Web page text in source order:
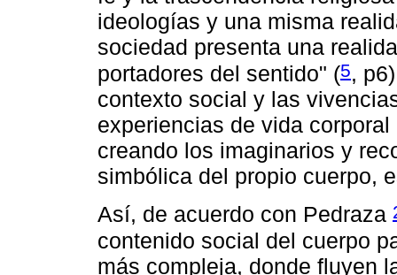
ideologías y una misma
sociedad presenta una
portadores del sentido" (5,
contexto social y las
experiencias de vida
creando los imaginarios y
simbólica del propio cuerpo,
Así, de acuerdo con Pedraza
contenido social del cuerpo
más compleja, donde fluyen